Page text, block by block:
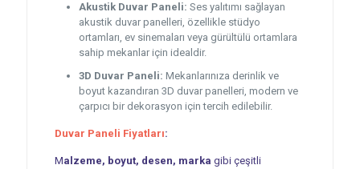
Akustik Duvar Paneli: Ses yalıtımı sağlayan
akustik duvar panelleri, özellikle stüdyo
ortamları, ev sinemaları veya gürültülü ortamlara
sahip mekanlar için idealdir.
3D Duvar Paneli: Mekanlarınıza derinlik ve
boyut kazandıran 3D duvar panelleri, modern ve
çarpıcı bir dekorasyon için tercih edilebilir.
Duvar Paneli Fiyatları:
Malzeme, boyut, desen, marka gibi çeşitli